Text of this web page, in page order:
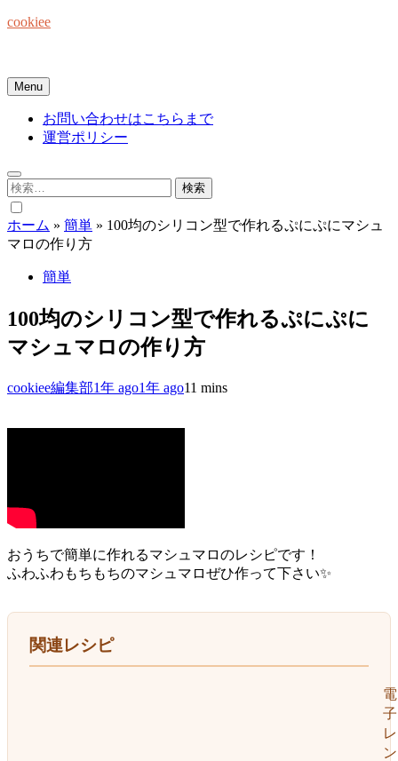
Skip
cookiee
Menu
お問い合わせはこちらまで
運営ポリシー
検
索:
ホーム » 簡単 » 100均のシリコン型で作れるぷにぷにマシュ
マロの作り方
簡単
100均のシリコン型で作れるぷにぷに
マシュマロの作り方
cookiee編集部1年 ago1年 ago11 mins
おうちで簡単に作れるマシュマロのレシピです！
ふわふわもちもちのマシュマロぜひ作って下さい✨
関連レシピ
電
子
レ
ン